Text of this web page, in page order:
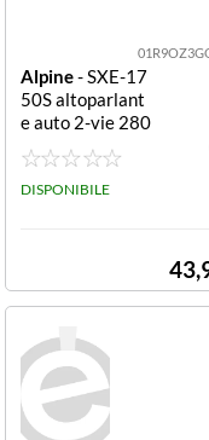
Alpine- SXE-17
50S altoparlant
e auto 2-vie 280
W
DISPONIBILE